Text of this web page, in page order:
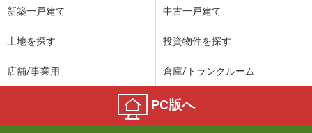
新築一戸建て 中古一戸建て
土地を探す 投資物件を探す
店舗/事業用 倉庫/トランクルーム
PC版へ